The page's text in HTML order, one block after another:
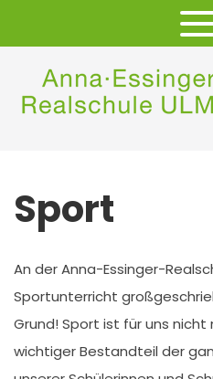
Sport
An der Anna-Essinger-
Sportunterricht
Grund! Sport ist für uns nicht
wichtiger Bestandteil der